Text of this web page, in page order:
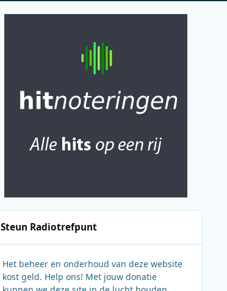
Steun Radiotrefpunt
Het beheer en onderhoud van deze website
kost geld. Help ons! Met jouw donatie